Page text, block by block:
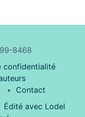
8468
confidentialité
Contact
Édité avec Lodel